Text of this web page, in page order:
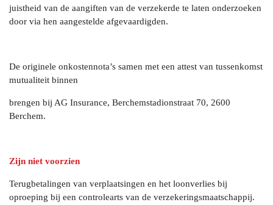
juistheid van de aangiften van de verzekerde te laten onderzoeken
door via hen aangestelde afgevaardigden.
De originele onkostennota’s samen met een attest van tussenkomst
mutualiteit binnen
brengen bij AG Insurance, Berchemstadionstraat 70, 2600
Berchem.
Zijn niet voorzien
Terugbetalingen van verplaatsingen en het loonverlies bij
oproeping bij een controlearts van de verzekeringsmaatschappij.